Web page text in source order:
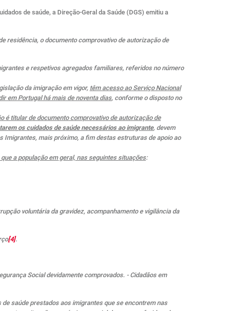
de saúde, a Direção-Geral da Saúde (DGS) emitiu a
residência, o documento comprovativo de autorização de
e respetivos agregados familiares, referidos no número
da imigração em vigor, têm acesso ao Serviço Nacional
em Portugal há mais de noventa dias, conforme o disposto no
é titular de documento comprovativo de autorização de
os cuidados de saúde necessários ao imigrante, devem
Imigrantes, mais próximo, a fim destas estruturas de apoio ao
a população em geral, nas seguintes situações:
voluntária da gravidez, acompanhamento e vigilância da
[4].
Social devidamente comprovados. - Cidadãos em
saúde prestados aos imigrantes que se encontrem nas